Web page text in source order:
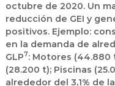
octubre de 2020. Un
reducción de GEI y
positivos. Ejemplo:
en la demanda de
GLP7: Motores (44.880
(28.200 t); Piscinas
alrededor del 3,1% de